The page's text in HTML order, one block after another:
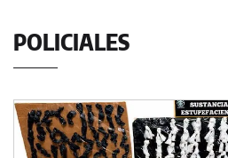
POLICIALES